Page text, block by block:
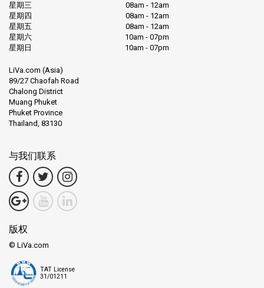
星期三
08am - 12am
星期四
08am - 12am
星期五
08am - 12am
星期六
10am - 07pm
星期日
10am - 07pm
LiVa.com (Asia)
89/27 Chaofah Road
Chalong District
Muang Phuket
Phuket Province
Thailand, 83130
与我们联系
版权
© LiVa.com
TAT License
31/01211